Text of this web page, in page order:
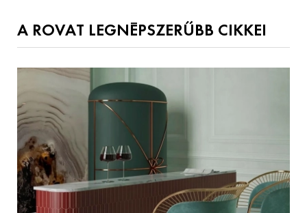
A ROVAT LEGNÉPSZERŰBB CIKKEI